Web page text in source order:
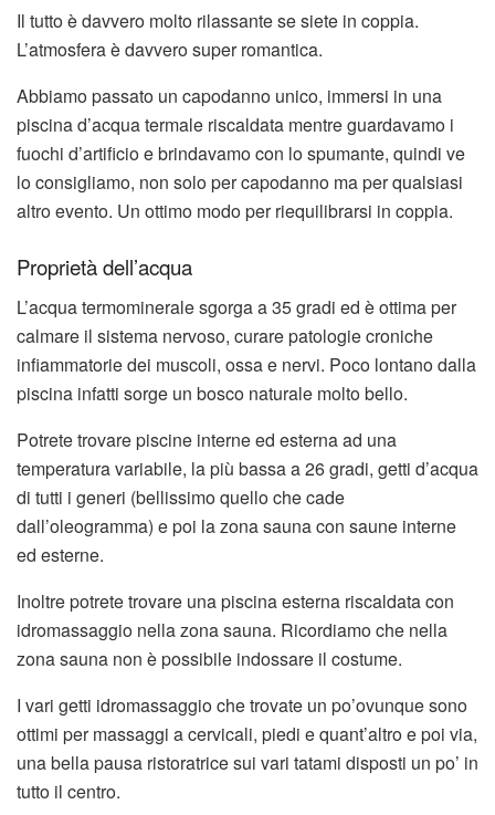
Il tutto è davvero molto rilassante se siete in coppia.
L’atmosfera è davvero super romantica.
Abbiamo passato un capodanno unico, immersi in una
piscina d’acqua termale riscaldata mentre guardavamo i
fuochi d’artificio e brindavamo con lo spumante, quindi ve
lo consigliamo, non solo per capodanno ma per qualsiasi
altro evento. Un ottimo modo per riequilibrarsi in coppia.
Proprietà dell’acqua
L’acqua termominerale sgorga a 35 gradi ed è ottima per
calmare il sistema nervoso, curare patologie croniche
infiammatorie dei muscoli, ossa e nervi. Poco lontano dalla
piscina infatti sorge un bosco naturale molto bello.
Potrete trovare piscine interne ed esterna ad una
temperatura variabile, la più bassa a 26 gradi, getti d’acqua
di tutti i generi (bellissimo quello che cade
dall’oleogramma) e poi la zona sauna con saune interne
ed esterne.
Inoltre potrete trovare una piscina esterna riscaldata con
idromassaggio nella zona sauna. Ricordiamo che nella
zona sauna non è possibile indossare il costume.
I vari getti idromassaggio che trovate un po’ovunque sono
ottimi per massaggi a cervicali, piedi e quant’altro e poi via,
una bella pausa ristoratrice sui vari tatami disposti un po’ in
tutto il centro.